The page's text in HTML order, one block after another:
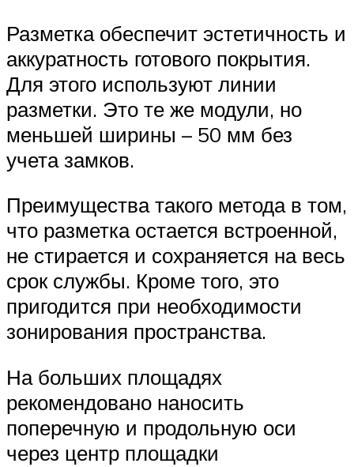
Разметка обеспечит эстетичность и
аккуратность готового покрытия.
Для этого используют линии
разметки. Это те же модули, но
меньшей ширины – 50 мм без
учета замков.
Преимущества такого метода в том,
что разметка остается встроенной,
не стирается и сохраняется на весь
срок службы. Кроме того, это
пригодится при необходимости
зонирования пространства.
На больших площадях
рекомендовано наносить
поперечную и продольную оси
через центр площадки